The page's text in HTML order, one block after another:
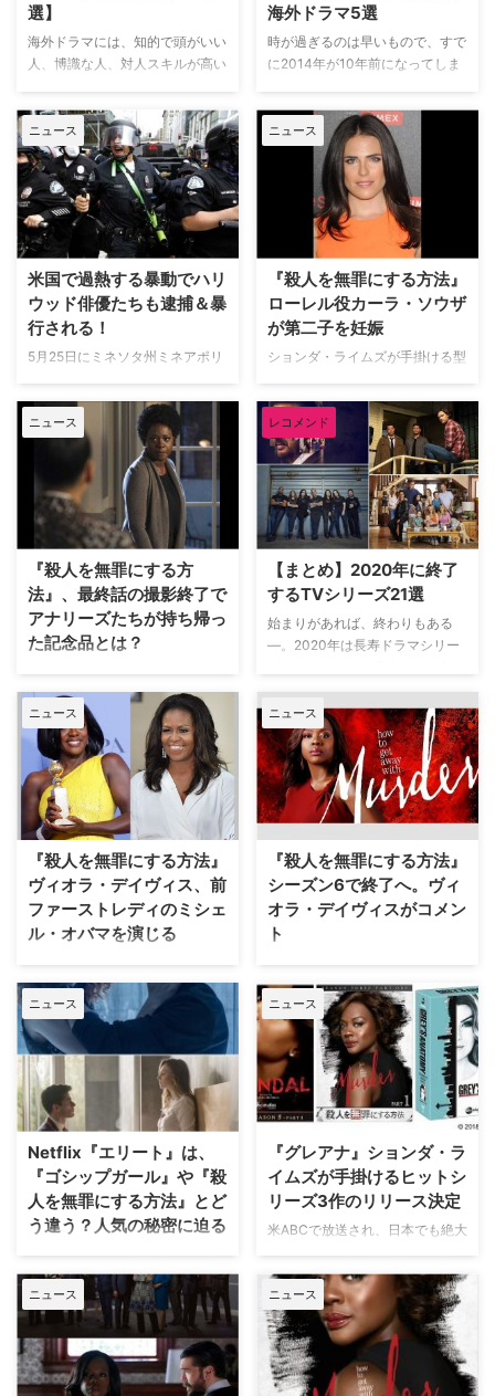
イクをやめ、自分の体型のままで
出演した。年齢も、肌の色も、す
べてを“ありのまま”で表現した」
と語った。 「これまで多くのテ
レビ作品に出演してきたけれど、
…
選】
海外ドラマには、知的で頭がいい
人、博識な人、対人スキルが高い
ャラクターが登場する。舞台とな
るのが、裏社会でも非現実的な世
界でも、彼らからなにか学べるこ
とがあるだろう。 ここでは、そ
んなスマートなキャラクターが登
場する海外ドラマを紹介する。
見るだけで賢くなれる海外ドラマ
『オザークへようこそ』 あるこ
とで麻薬カルテル組織の怒りを買
ってしまったファイナンシャルプ
ランナーのマーティ・バードが彼
らのために資金洗浄をするクライ
海外ドラマ5選
時が過ぎるのは早いもので、すで
に2014年が10年前になってしま
2014年といえば、海外ドラマの
存在感が高まりをみせた時期で、
より多くの予算を投入し、より優
れた俳優や製作陣と共に高いクオ
リティの作品が生み出されるよう
になった。鶏が先か、卵が先かの
話になってしまうが、今回ご紹介
する作品が大きな影響を与えたこ
とは間違いない。10周年を迎え
た今もなお、色褪せることなく、
興奮を視聴者に届けてくれる作品
5選をご紹介しよう。 2024年で
ニュース
米国で過熱する暴動でハリ
ウッド俳優たちも逮捕＆暴
行される！
5月25日にミネソタ州ミネアポリ
さえつけられて死亡した事件を受
け、全米各地で大きな暴動が勃発
しているが、ハリウッド俳優たち
をも巻き込む事態になっている。
複数のメディアが報じた。 そも
そもの始まりは、偽造事件の容疑
者に似た人物がいるとの通報を受
場に偶然居合わせた…
ニュース
『殺人を無罪にする方法』
ローレル役カーラ・ソウザ
が第二子を妊娠
ションダ・ライムズが手掛ける型
無罪にする方法』で、シーズン1
からレギュラー出演しているロー
レル・カスティーリョ役のカー
ラ・ソウザが、第二子を妊娠して
いることが明らかになった。米
E!Onlineが報じている。 自身の
Instagramで妊婦姿を披露したカ
した。「…
ニュース
『殺人を無罪にする方
法』、最終話の撮影終了で
アナリーズたちが持ち帰っ
た記念品とは？
どんな手を使ってでも依頼人を無
罪放免に導く敏腕弁護士アナリー
ズ・キーティングと、彼女の生徒
たちが巻き込まれる事件を描く米
ABCの人気サスペンスドラマ『殺
人を無罪にする方法』。2014年
に始まった衝撃的なタイトルの本
シリーズは、本国で5月14日
（木）に放送されたシーズン6の
第15話をもって幕閉じを迎えた。
出演キャストたち…
レコメンド
【まとめ】2020年に終了
するTVシリーズ21選
始まりがあれば、終わりもある
―。2020年は長寿ドラマシリー
博した作品が幕を閉じる…。さっ
そく、心の準備をしていこう。 1.
『13の理由』（Netflix） 歌手で
女優のセレーナ・ゴメスが製作総
指揮に名を連ね、自殺をテーマに
悩める10代の若者たちを描き、
世界に衝撃を与えたNetflix…
ニュース
『殺人を無罪にする方法』
ヴィオラ・デイヴィス、前
ファーストレディのミシェ
ル・オバマを演じる
米ABCの大人気法廷サスペンスド
ラマ『殺人を無罪にする方法』で
主人公辣腕弁護士アナリーズ・キ
ーティングを演じるヴィオラ・デ
イヴィスが、新作ドラマで元ファ
ーストレディのミシェル・オバマ
を演じることがわかった。米
Varietyなどが報じている。 ヴィ
れる『First Ladies（原題）…
ニュース
『殺人を無罪にする方法』
シーズン6で終了へ。ヴィ
オラ・デイヴィスがコメン
ト
『グレイズ・アナトミー』や『ス
キャンダル 託された秘密』な
ど、次々とヒット作や話題作を放
つTV界の大物女性プロデューサ
ー、ションダ・ライムズが手がけ
る型破りなサスペンスドラマ『殺
人を無罪にする方法』。米ABCで
今年9月26日（木）から放送開始
じることが明らかになった。米
Deadlineなど…
ニュース
Netflix『エリート』は、
『ゴシップガール』や『殺
人を無罪にする方法』とど
う違う？人気の秘密に迫る
近頃、Netflixオリジナルのティー
ンクライムドラマ『エリート』が
大ヒットを飛ばしている。視聴者
を惹きつける魅力は何なのか。米
Thrillistは同ジャンルのドラマと
比較し、その人気の秘密を分析し
ている。 【関連記事】『ゴシッ
ニュース
『グレアナ』ションダ・ラ
イムズが手掛けるヒットシ
リーズ3作のリリース決定
米ABCで放送され、日本でも絶大
レイズ・アナトミー』の生みの親
であり、自らの名前を冠した制作
会社「ションダランド」を率い
て、次々とヒット作や話題作を放
つテレビ界の大物女性プロデュー
サー、ションダ・ライムズ。そん
ニュース ニュース